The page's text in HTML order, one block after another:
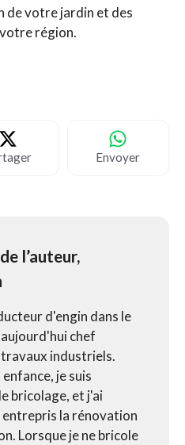
de votre jardin et des
région.
Envoyer
l’auteur,
d'engin dans le
aujourd'hui chef
travaux industriels.
je suis
bricolage, et j'ai
la rénovation
Lorsque je ne bricole